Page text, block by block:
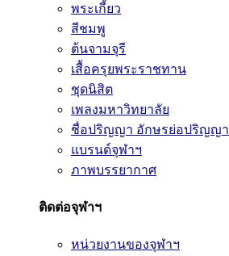
พระเกี้ยว
สีชมพู
ต้นจามจุรี
เสื้อครุยพระราชทาน
ชุดนิสิต
เพลงมหาวิทยาลัย
ชื่อปริญญา อักษรย่อปริญญา
แบรนด์จุฬาฯ
ภาพบรรยากาศ
ติดต่อจุฬาฯ
หน่วยงานของจุฬาฯ